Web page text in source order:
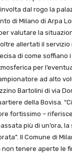
dal rogo la
di Milano di Arpa
valutare la
allertati il
di come soffiano
per
ad alto
Bartolini di via
della Bovisa.
fortissimo –
più di un’ora,
Il Comune di
non tenere aperte le